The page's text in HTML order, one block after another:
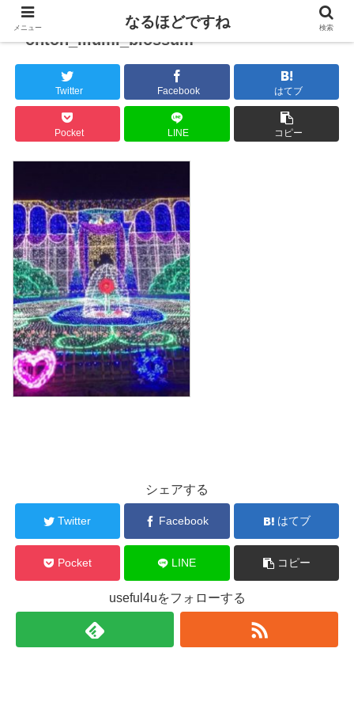
ohtoh_illumi_blossum
Twitter Facebook はてブ
Pocket LINE コピー
シェアする
Twitter Facebook はてブ
Pocket LINE コピー
useful4uをフォローする
メニュー なるほどですね 検索